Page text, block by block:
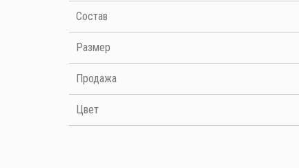
Cостав
Размер
Продажа
Цвет